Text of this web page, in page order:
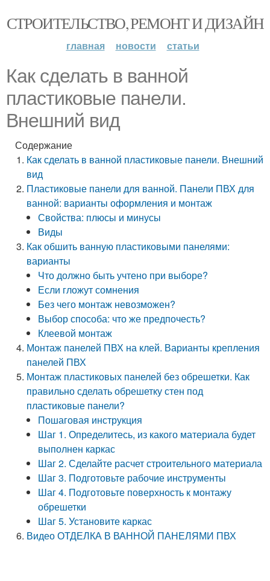
СТРОИТЕЛЬСТВО, РЕМОНТ И ДИЗАЙН
главная новости статьи
Как сделать в ванной
пластиковые панели.
Внешний вид
Содержание
Как сделать в ванной пластиковые панели. Внешний
вид
Пластиковые панели для ванной. Панели ПВХ для
ванной: варианты оформления и монтаж
Свойства: плюсы и минусы
Виды
Как обшить ванную пластиковыми панелями:
варианты
Что должно быть учтено при выборе?
Если гложут сомнения
Без чего монтаж невозможен?
Выбор способа: что же предпочесть?
Клеевой монтаж
Монтаж панелей ПВХ на клей. Варианты крепления
панелей ПВХ
Монтаж пластиковых панелей без обрешетки. Как
правильно сделать обрешетку стен под
пластиковые панели?
Пошаговая инструкция
Шаг 1. Определитесь, из какого материала будет
выполнен каркас
Шаг 2. Сделайте расчет строительного материала
Шаг 3. Подготовьте рабочие инструменты
Шаг 4. Подготовьте поверхность к монтажу
обрешетки
Шаг 5. Установите каркас
Видео ОТДЕЛКА В ВАННОЙ ПАНЕЛЯМИ ПВХ